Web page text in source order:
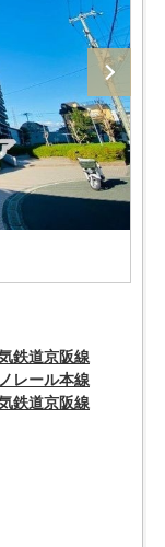
鉄道京阪線
レール本線
鉄道京阪線